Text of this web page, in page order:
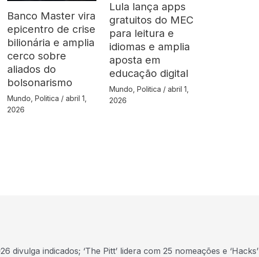
Banco Master vira
epicentro de crise
bilionária e amplia
cerco sobre
aliados do
bolsonarismo
Mundo ,Politica /abril 1,
2026
Lula lança apps
gratuitos do MEC
para leitura e
idiomas e amplia
aposta em
educação digital
Mundo ,Politica /abril 1,
2026
divulga indicados; ‘The Pitt’ lidera com 25 nomeações e ‘Hacks’